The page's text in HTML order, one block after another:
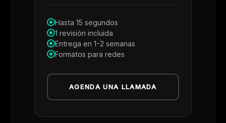
Hasta 15 segundos
1 revisión incluida
Entrega en 1-2 semanas
Formatos para redes
AGENDA UNA LLAMADA